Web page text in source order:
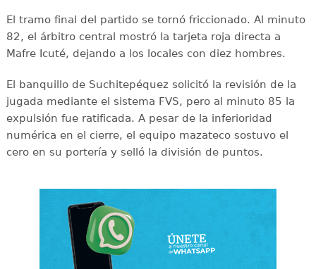
El tramo final del partido se tornó friccionado. Al minuto
82, el árbitro central mostró la tarjeta roja directa a
Mafre Icuté, dejando a los locales con diez hombres.
El banquillo de Suchitepéquez solicitó la revisión de la
jugada mediante el sistema FVS, pero al minuto 85 la
expulsión fue ratificada. A pesar de la inferioridad
numérica en el cierre, el equipo mazateco sostuvo el
cero en su portería y selló la división de puntos.